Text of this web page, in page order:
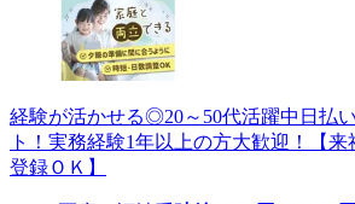
経験が活かせる◎20～50代活躍中日払
ト！実務経験1年以上の方大歓迎！【
登録ＯＫ】